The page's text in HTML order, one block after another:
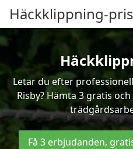
Häckklippning-
Letar du efter
Risby? Hämta 3 gratis
Få 3 erbjudanden,